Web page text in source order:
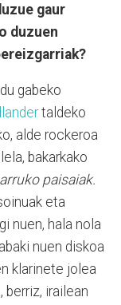
gaur
duzuen
gabeko
taldeko
alde rockeroa
bakarkako
paisaiak.
eta
nuen, hala nola
nuen diskoa
klarinete jolea
irailean